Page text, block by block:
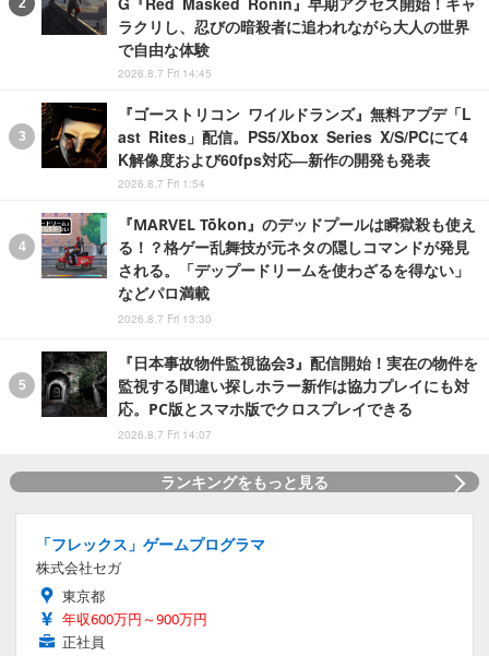
G『Red Masked Ronin』早期アクセス開始！キャ
ラクリし、忍びの暗殺者に追われながら大人の世界
で自由な体験
2026.8.7 Fri 14:45
『ゴーストリコン ワイルドランズ』無料アプデ「L
ast Rites」配信。PS5/Xbox Series X/S/PCにて4
K解像度および60fps対応―新作の開発も発表
2026.8.7 Fri 1:54
『MARVEL Tōkon』のデッドプールは瞬獄殺も使え
る！？格ゲー乱舞技が元ネタの隠しコマンドが発見
される。「デップードリームを使わざるを得ない」
などパロ満載
2026.8.7 Fri 13:30
『日本事故物件監視協会3』配信開始！実在の物件を
監視する間違い探しホラー新作は協力プレイにも対
応。PC版とスマホ版でクロスプレイできる
2026.8.7 Fri 14:07
ランキングをもっと見る
「フレックス」ゲームプログラマ
株式会社セガ
東京都
年収600万円～900万円
正社員